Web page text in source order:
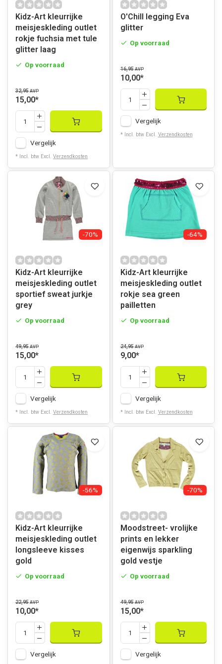
Kidz-Art kleurrijke
meisjeskleding outlet
rokje fuchsia met tule
glitter laag
Op voorraad
32,95 AVP
15,00*
Vergelijk
* Incl. btw Excl. Verzendkosten
O'Chill legging Eva
glitter
Op voorraad
16,95 AVP
10,00*
Vergelijk
* Incl. btw Excl. Verzendkosten
-70%
Kidz-Art kleurrijke
meisjeskleding outlet
sportief sweat jurkje
grey
Op voorraad
49,95 AVP
15,00*
Vergelijk
* Incl. btw Excl. Verzendkosten
-64%
Kidz-Art kleurrijke
meisjeskleding outlet
rokje sea green
pailletten
Op voorraad
24,95 AVP
9,00*
Vergelijk
* Incl. btw Excl. Verzendkosten
-56%
Kidz-Art kleurrijke
meisjeskleding outlet
longsleeve kisses
gold
Op voorraad
22,95 AVP
10,00*
Vergelijk
-70%
Moodstreet- vrolijke
prints en lekker
eigenwijs sparkling
gold vestje
Op voorraad
49,95 AVP
15,00*
Vergelijk